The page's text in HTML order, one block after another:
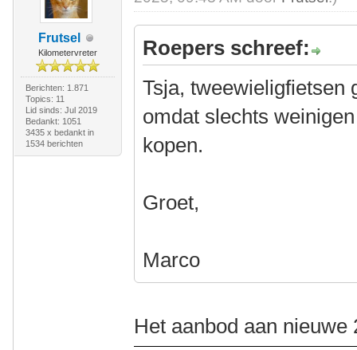
Frutsel
Kilometervreter
Berichten: 1.871
Topics: 11
Lid sinds: Jul 2019
Bedankt: 1051
3435 x bedankt in
1534 berichten
Roepers schreef:
Tsja, tweewieligfietsen
omdat slechts
kopen.
Groet,
Marco
Het aanbod aan